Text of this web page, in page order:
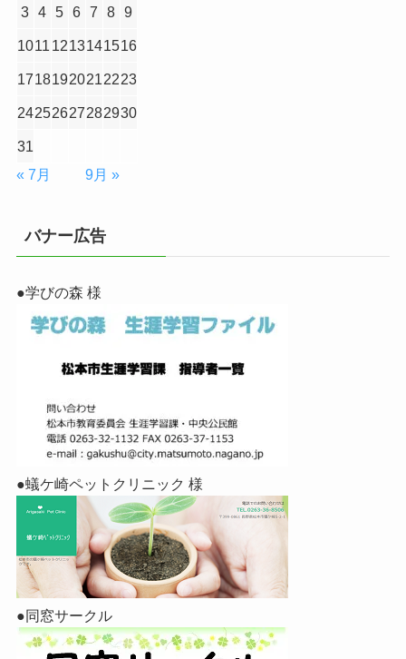
3 4 5 6 7 8 9
1011 1213141516
17181920212223
24252627282930
31
« 7月
9月 »
バナー広告
●学びの森 様
●蟻ケ崎ペットクリニック 様
●同窓サークル